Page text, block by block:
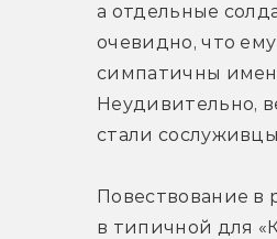
а отдельные
очевидно, что
симпатичны
Неудивительно,
стали
Повествование в
в типичной для